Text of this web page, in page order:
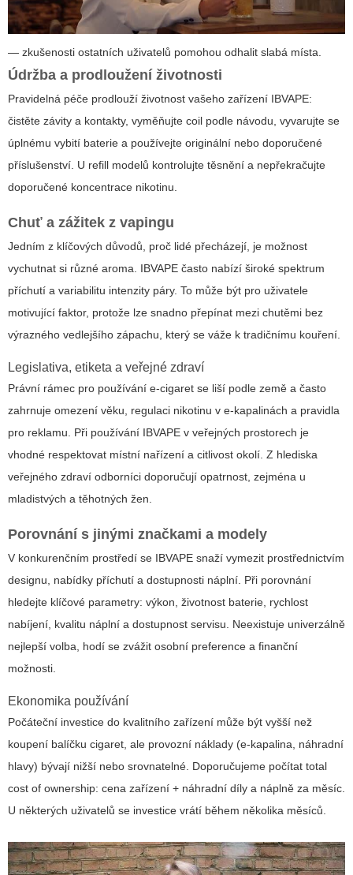
— zkušenosti ostatních uživatelů pomohou odhalit slabá místa.
Údržba a prodloužení životnosti
Pravidelná péče prodlouží životnost vašeho zařízení IBVAPE:
čistěte závity a kontakty, vyměňujte coil podle návodu, vyvarujte se
úplnému vybití baterie a používejte originální nebo doporučené
příslušenství. U refill modelů kontrolujte těsnění a nepřekračujte
doporučené koncentrace nikotinu.
Chuť a zážitek z vapingu
Jedním z klíčových důvodů, proč lidé přecházejí, je možnost
vychutnat si různé aroma. IBVAPE často nabízí široké spektrum
příchutí a variabilitu intenzity páry. To může být pro uživatele
motivující faktor, protože lze snadno přepínat mezi chutěmi bez
výrazného vedlejšího zápachu, který se váže k tradičnímu kouření.
Legislativa, etiketa a veřejné zdraví
Právní rámec pro používání e‑cigaret se liší podle země a často
zahrnuje omezení věku, regulaci nikotinu v e‑kapalinách a pravidla
pro reklamu. Při používání IBVAPE v veřejných prostorech je
vhodné respektovat místní nařízení a citlivost okolí. Z hlediska
veřejného zdraví odborníci doporučují opatrnost, zejména u
mladistvých a těhotných žen.
Porovnání s jinými značkami a modely
V konkurenčním prostředí se IBVAPE snaží vymezit prostřednictvím
designu, nabídky příchutí a dostupnosti náplní. Při porovnání
hledejte klíčové parametry: výkon, životnost baterie, rychlost
nabíjení, kvalitu náplní a dostupnost servisu. Neexistuje univerzálně
nejlepší volba, hodí se zvážit osobní preference a finanční
možnosti.
Ekonomika používání
Počáteční investice do kvalitního zařízení může být vyšší než
koupení balíčku cigaret, ale provozní náklady (e‑kapalina, náhradní
hlavy) bývají nižší nebo srovnatelné. Doporučujeme počítat total
cost of ownership: cena zařízení + náhradní díly a náplně za měsíc.
U některých uživatelů se investice vrátí během několika měsíců.